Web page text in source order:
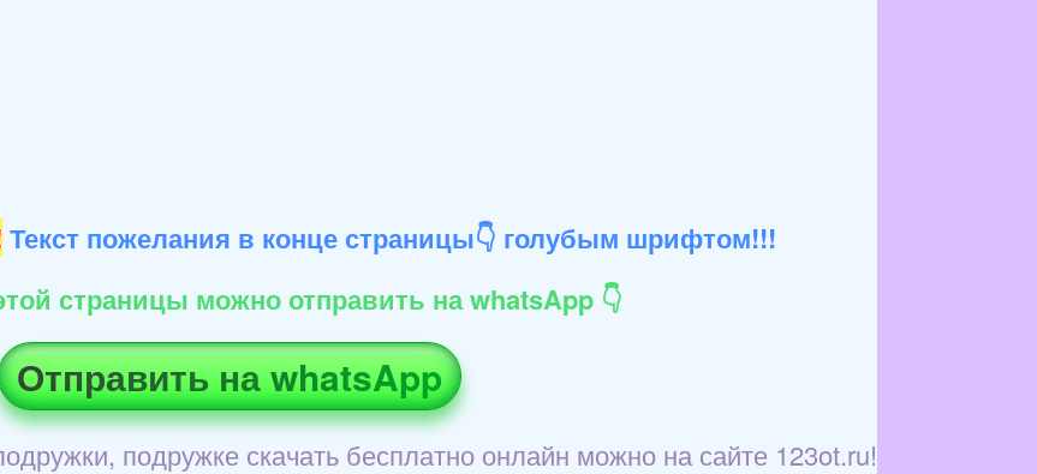
Текст пожелания в конце страницы👇 голубым шрифтом!!!
страницы можно отправить на whatsApp 👇
Отправить на whatsApp
подружке скачать бесплатно онлайн можно на сайте 123ot.ru!